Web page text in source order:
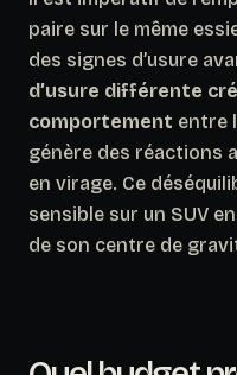
paire sur le même
des signes d’usure
d’usure différente
comportement entre
génère des réactions
en virage. Ce
sensible sur un SUV
de son centre de